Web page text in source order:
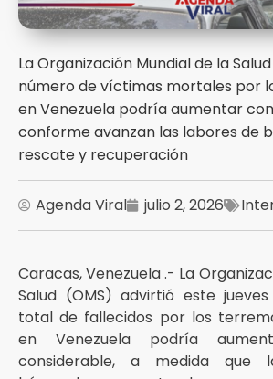
La Organización Mundial de la
número de víctimas mortales por
en Venezuela podría aumentar
conforme avanzan las labores de
rescate y recuperación
Agenda Viral julio 2, 2026
Caracas, Venezuela .- La
Salud (OMS) advirtió este
total de fallecidos por los
en Venezuela podría
considerable, a medida que